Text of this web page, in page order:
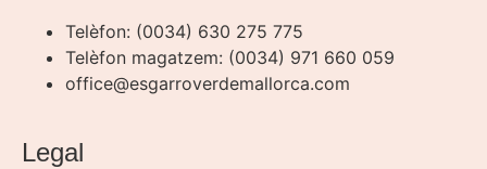
Telèfon: (0034) 630 275 775
Telèfon magatzem: (0034) 971 660 059
office@esgarroverdemallorca.com
Legal